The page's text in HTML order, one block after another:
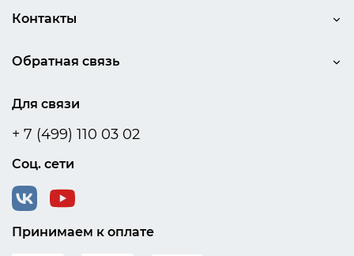
Контакты
Для связи
+ 7 (499) 110 03 02
Соц. сети
Обратная связь
Принимаем к оплате